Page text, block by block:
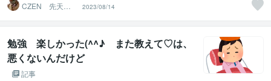
CZEN 先天的
霊感と後天的神
秘力の導者
2023/08/14
勉強 楽しかった(^^♪ また教えて♡は、
悪くないんだけど
記事